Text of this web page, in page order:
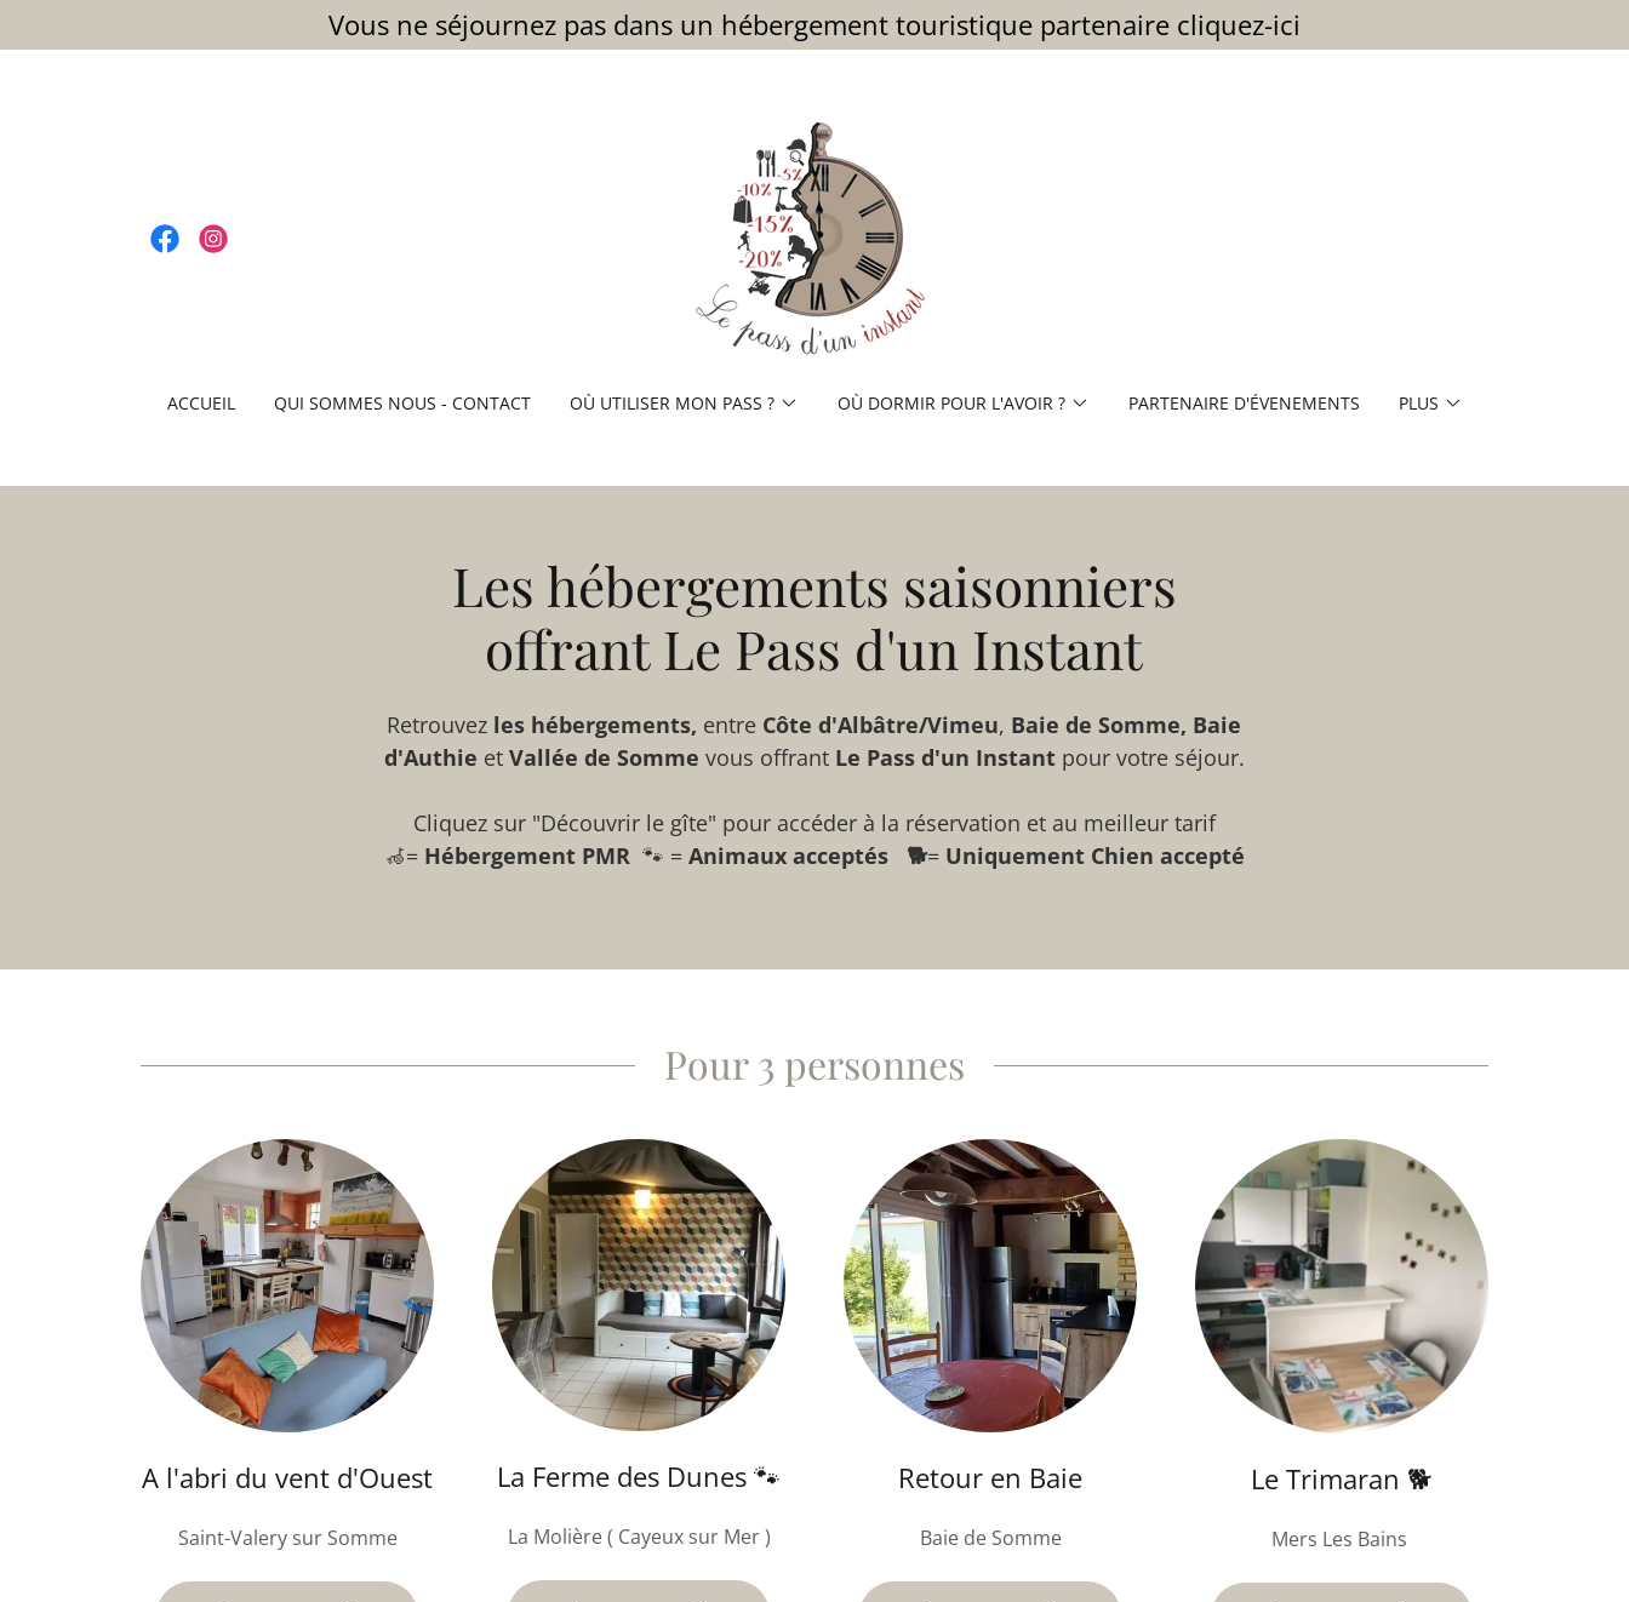
Vous ne séjournez pas dans un hébergement touristique partenaire cliquez-ici
ACCUEIL QUI SOMMES NOUS - CONTACT OÙ UTILISER MON PASS ? OÙ DORMIR POUR L'AVOIR ? PARTENAIRE D'ÉVENEMENTS PLUS
Les hébergements saisonniers
offrant Le Pass d'un Instant
Retrouvez les hébergements, entre Côte d'Albâtre/Vimeu, Baie de Somme, Baie
d'Authie et Vallée de Somme vous offrantLe Pass d'un Instant pour votre séjour.
Cliquez sur "Découvrir le gîte" pour accéder à la réservation et au meilleur tarif
🦽= Hébergement PMR 🐾 = Animaux acceptés 🐕= Uniquement Chien accepté
Pour 3 personnes
A l'abri du vent d'Ouest
Saint-Valery sur Somme
La Ferme des Dunes 🐾
La Molière ( Cayeux sur Mer )
Retour en Baie
Baie de Somme
Le Trimaran 🐕
Mers Les Bains